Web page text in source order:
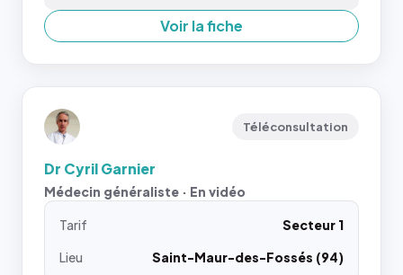
Voir la fiche
Téléconsultation
Dr Cyril Garnier
Médecin généraliste · En vidéo
Tarif
Secteur 1
Lieu
Saint-Maur-des-Fossés (94)